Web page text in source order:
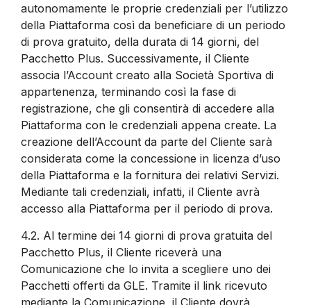
autonomamente le proprie credenziali per l’utilizzo
della Piattaforma così da beneficiare di un periodo
di prova gratuito, della durata di 14 giorni, del
Pacchetto Plus. Successivamente, il Cliente
associa l’Account creato alla Società Sportiva di
appartenenza, terminando così la fase di
registrazione, che gli consentirà di accedere alla
Piattaforma con le credenziali appena create. La
creazione dell’Account da parte del Cliente sarà
considerata come la concessione in licenza d’uso
della Piattaforma e la fornitura dei relativi Servizi.
Mediante tali credenziali, infatti, il Cliente avrà
accesso alla Piattaforma per il periodo di prova.
4.2. Al termine dei 14 giorni di prova gratuita del
Pacchetto Plus, il Cliente riceverà una
Comunicazione che lo invita a scegliere uno dei
Pacchetti offerti da GLE. Tramite il link ricevuto
mediante la Comunicazione, il Cliente dovrà